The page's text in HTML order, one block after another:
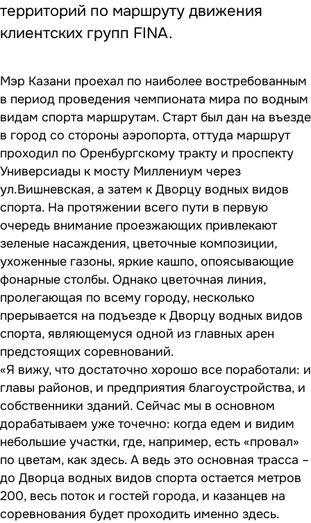
территорий по маршруту движения
клиентских групп FINA.
Мэр Казани проехал по наиболее востребованным
в период проведения чемпионата мира по водным
видам спорта маршрутам. Старт был дан на въезде
в город со стороны аэропорта, оттуда маршрут
проходил по Оренбургскому тракту и проспекту
Универсиады к мосту Миллениум через
ул.Вишневская, а затем к Дворцу водных видов
спорта. На протяжении всего пути в первую
очередь внимание проезжающих привлекают
зеленые насаждения, цветочные композиции,
ухоженные газоны, яркие кашпо, опоясывающие
фонарные столбы. Однако цветочная линия,
пролегающая по всему городу, несколько
прерывается на подъезде к Дворцу водных видов
спорта, являющемуся одной из главных арен
предстоящих соревнований.
«Я вижу, что достаточно хорошо все поработали: и
главы районов, и предприятия благоустройства, и
собственники зданий. Сейчас мы в основном
дорабатываем уже точечно: когда едем и видим
небольшие участки, где, например, есть «провал»
по цветам, как здесь. А ведь это основная трасса –
до Дворца водных видов спорта остается метров
200, весь поток и гостей города, и казанцев на
соревнования будет проходить именно здесь.